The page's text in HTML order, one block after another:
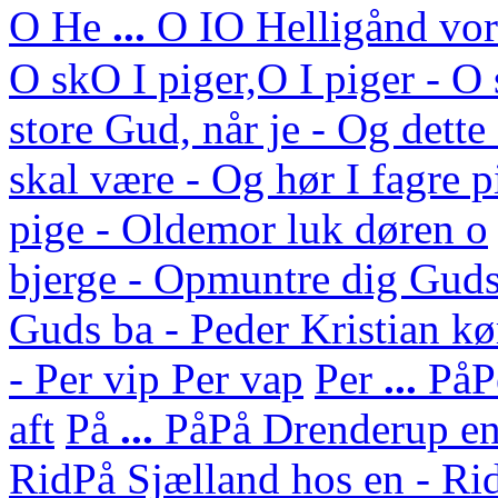
O He ... O IO Helligånd
O skO I piger,O I piger -
store Gud, når je - Og
skal være - Og hør I fagre
pige - Oldemor luk døren o
bjerge - Opmuntre dig
Guds ba - Peder Kristian
- Per vip Per vap Per ... På
aft På ... PåPå Drenderup
RidPå Sjælland hos en -